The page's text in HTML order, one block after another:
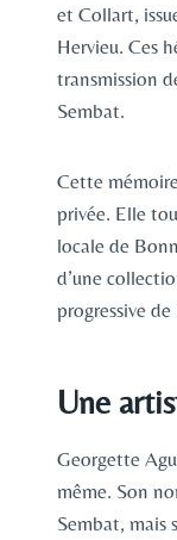
et Collart,
Hervieu. Ces
transmission
Sembat.
Cette
privée. Elle
locale de
d’une
progressive
Une
Georgette
même. Son
Sembat, mais